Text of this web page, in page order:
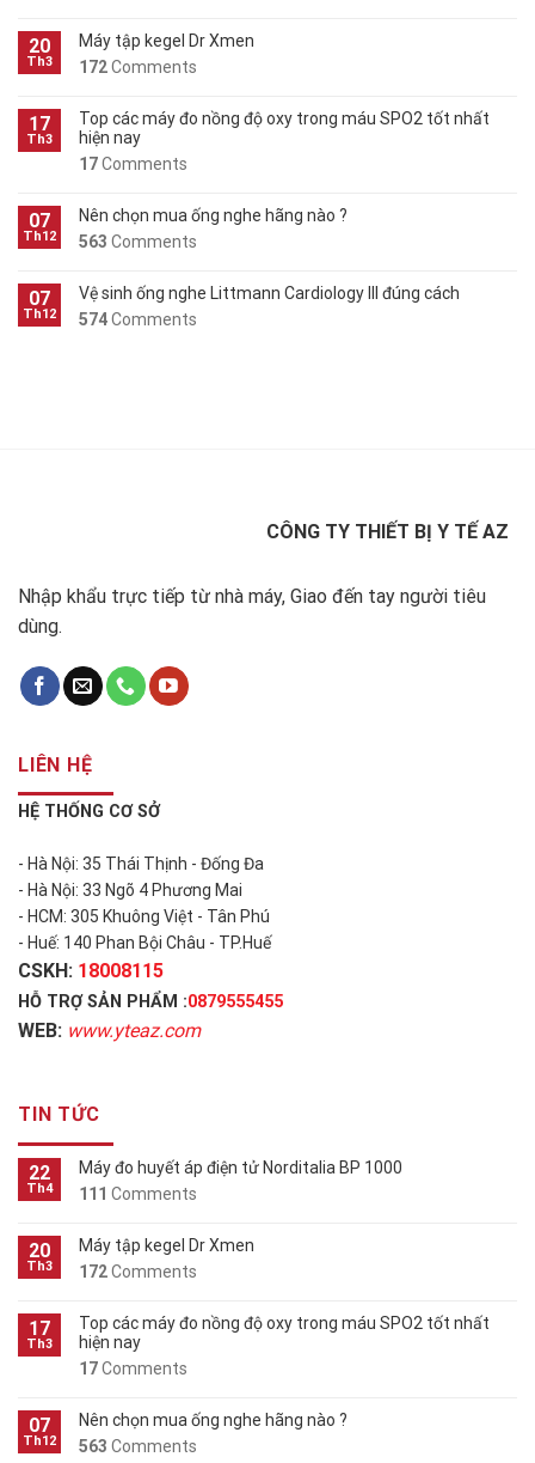
20
Th3
Máy tập kegel Dr Xmen
172Comments
17
Th3
Top các máy đo nồng độ oxy trong máu SPO2 tốt nhất
hiện nay
17Comments
07
Th12
Nên chọn mua ống nghe hãng nào ?
563 Comments
07
Th12
Vệ sinh ống nghe Littmann Cardiology III đúng cách
574Comments
CÔNG TY THIẾT BỊ Y TẾ AZ
Nhập khẩu trực tiếp từ nhà máy, Giao đến tay người tiêu
dùng.
LIÊN HỆ
HỆ THỐNG CƠ SỞ
- Hà Nội: 35 Thái Thịnh - Đống Đa
- Hà Nội: 33 Ngõ 4 Phương Mai
- HCM: 305 Khuông Việt - Tân Phú
- Huế: 140 Phan Bội Châu - TP.Huế
CSKH: 18008115
HỖ TRỢ SẢN PHẨM :0879555455
WEB: www.yteaz.com
TIN TỨC
22
Th4
Máy đo huyết áp điện tử Norditalia BP 1000
111 Comments
20
Th3
Máy tập kegel Dr Xmen
172Comments
17
Th3
Top các máy đo nồng độ oxy trong máu SPO2 tốt nhất
hiện nay
17Comments
07
Th12
Nên chọn mua ống nghe hãng nào ?
563 Comments